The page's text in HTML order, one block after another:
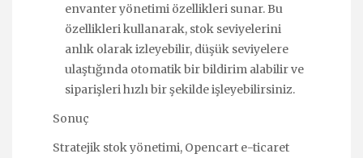
envanter yönetimi özellikleri sunar. Bu
özellikleri kullanarak, stok seviyelerini
anlık olarak izleyebilir, düşük seviyelere
ulaştığında otomatik bir bildirim alabilir ve
siparişleri hızlı bir şekilde işleyebilirsiniz.
Sonuç
Stratejik stok yönetimi, Opencart e-ticaret